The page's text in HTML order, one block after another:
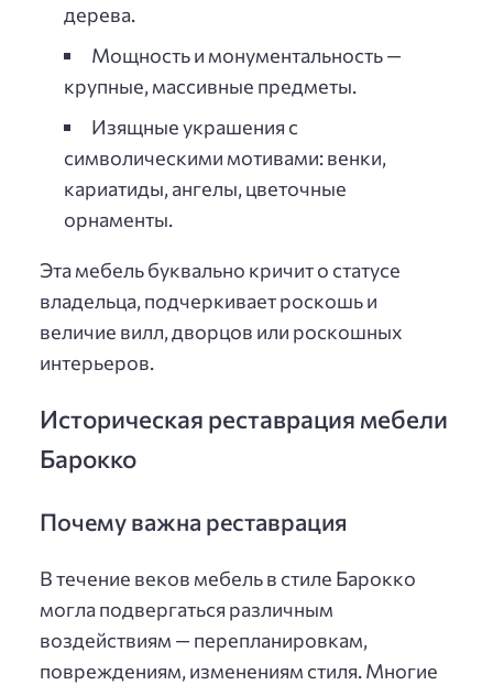
дерева.
Мощность и монументальность —
крупные, массивные предметы.
Изящные украшения с
символическими мотивами: венки,
кариатиды, ангелы, цветочные
орнаменты.
Эта мебель буквально кричит о статусе
владельца, подчеркивает роскошь и
величие вилл, дворцов или роскошных
интерьеров.
Историческая реставрация мебели
Барокко
Почему важна реставрация
В течение веков мебель в стиле Барокко
могла подвергаться различным
воздействиям — перепланировкам,
повреждениям, изменениям стиля. Многие